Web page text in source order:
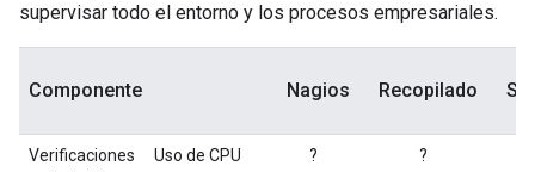
supervisar todo el entorno y los procesos empresariales.
Componente Nagios Recopilado
Verificaciones
Uso de CPU ? ?